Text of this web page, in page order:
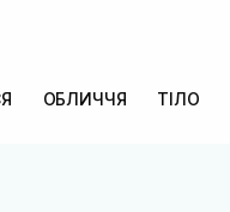
ОБЛИЧЧЯ ТІЛО